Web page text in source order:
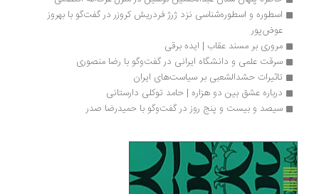
عوض‌پور
مروری بر مسند عقاب | ایده برقی
سرقت علمی و دانشگاه ایرانی در گفت‌وگو با رضا منصوری
تاثیرات حشدالشعبی بر سیاست‌های ایران
درباره عشق بین دو هزاره | حامد توکلی دارستانی
سیصد و بیست و پنج روز در گفت‌وگو با حمیدرضا صدر